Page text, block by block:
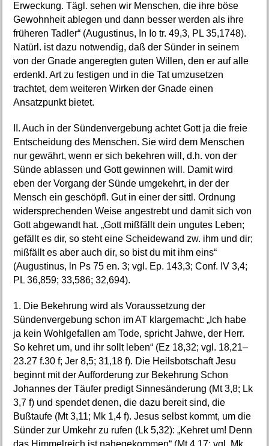
Erweckung. Tägl. sehen wir Menschen, die ihre böse
Gewohnheit ablegen und dann besser werden als ihre
früheren Tadler“ (Augustinus, In Io tr. 49,3, PL 35,1748).
Natürl. ist dazu notwendig, daß der Sünder in seinem
von der Gnade angeregten guten Willen, den er auf alle
erdenkl. Art zu festigen und in die Tat umzusetzen
trachtet, dem weiteren Wirken der Gnade einen
Ansatzpunkt bietet.
II. Auch in der Sündenvergebung achtet Gott ja die freie
Entscheidung des Menschen. Sie wird dem Menschen
nur gewährt, wenn er sich bekehren will, d.h. von der
Sünde ablassen und Gott gewinnen will. Damit wird
eben der Vorgang der Sünde umgekehrt, in der der
Mensch ein geschöpfl. Gut in einer der sittl. Ordnung
widersprechenden Weise angestrebt und damit sich von
Gott abgewandt hat. „Gott mißfällt dein ungutes Leben;
gefällt es dir, so steht eine Scheidewand zw. ihm und dir;
mißfällt es aber auch dir, so bist du mit ihm eins“
(Augustinus, ln Ps 75 en. 3; vgl. Ep. 143,3; Conf. IV 3,4;
PL 36,859; 33,586; 32,694).
1. Die Bekehrung wird als Voraussetzung der
Sündenvergebung schon im AT klargemacht: „Ich habe
ja kein Wohlgefallen am Tode, spricht Jahwe, der Herr.
So kehret um, und ihr sollt leben“ (Ez 18,32; vgl. 18,21–
23.27 f.30 f; Jer 8,5; 31,18 f). Die Heilsbotschaft Jesu
beginnt mit der Aufforderung zur Bekehrung Schon
Johannes der Täufer predigt Sinnesänderung (Mt 3,8; Lk
3,7 f) und spendet denen, die dazu bereit sind, die
Bußtaufe (Mt 3,11; Mk 1,4 f). Jesus selbst kommt, um die
Sünder zur Umkehr zu rufen (Lk 5,32): „Kehret um! Denn